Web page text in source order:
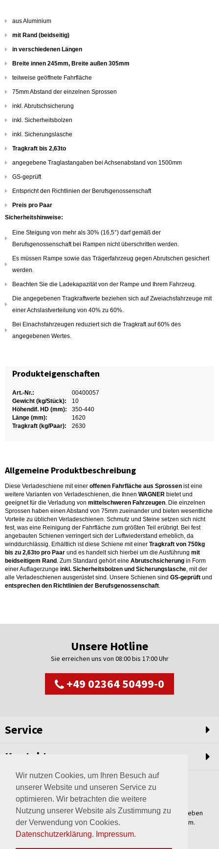
Wir nutzen Cookies, um Ihren Besuch auf
unserer Website und unseren Service zu
optimieren. Wir betrachten die weitere
Nutzung unserer Website als Zustimmung zu
der Verwendung von Cookies.
Datenschutzerklärung. Impressum.
aus Aluminium
mit Rand (beidseitig)
in verschiedenen Längen
Breite innen 245mm, Breite außen 305mm
teilweise geöffnete Fahrfläche
75mm Abstand der einzelnen Sprossen
inkl. Abrutschsicherung
inkl. Sicherheitsbolzen
inkl. Sicherungslasche
Tragkraft bis 2,63to
angegebene Traglastangaben bei Achsenabstand von 1500mm
GS-geprüft
Entspricht den Richtlinien der Berufsgenossenschaft
Preis pro Paar
Sicherheitshinweise:
Eine Steigung von mehr als 30% (16,5°) darf gemäß der
Berufsgenossenschaft bei Rampen nicht überschritten werden.
Es müssen Rampe sowie das Trägerfahrzeug gegen Abrutschen gesichert
werden.
Beachten Sie die Ladekapazität von der Rampe und Ihrem Fahrzeug.
Die angegebenen Tragkraftwerte beziehen sich auf Zweiachsfahrzeuge mit
einer Achslastverteilung von 40% zu 60%.
Bei Einachsfahrzeugen reduziert sich die Tragkraft auf 60% des
angegebenen Wertes.
Produkteigenschaften
Art.-Nr.:
00400057
Gewicht (kg/Stück):
10
Höhendif. HD (mm):
350-440
Länge (mm):
1620
Tragkraft (kg/Paar):
2630
Allgemeine Produktbeschreibung
Diese Verladeschiene mit einer offenen Fahrfläche aus Sprossen ist eine
weitere Varianten von Verladeschienen, die Ihnen WAGNER bietet und
geeignet für die Verladung von mittelschweren Fahrzeugen. Die einzelnen
Sprossen haben einen Abstand von 75mm zueinander und bieten wesentliche
Vorteile zu üblichen Verladeschienen. Schmutz und Steine setzen sich nicht
fest, was eine Reinigung der Fahrfläche zum größten Teil erübrigt. Bei fest
angebauten Schienen verringert sich der Luftwiederstand erheblich, da
winddurchlässig. Erhältlich ist diese Schiene mit einer Tragkraft von 750kg
bis zu 2,63to pro Paar und es handelt sich hierbei um die Ausführung mit
beidseitigem Rand . Zum Standard gehört eine Abrutschsicherung in Form
einer Auflagerzunge inkl. Sicherheitsbolzen und Sicherungslasche, mit der
alle Verladeschienen ausgerüstet sind. Unsere Schienen sind GS-geprüft und
entsprechen den Richtlinien der Berufsgenossenschaft.
Unsere Hotline
Sie erreichen uns von 08:00 bis 17:00 Uhr
+49 02364 50499-0
Service
Kontakt
Weltweit setzen wir unsere Erfahrungswerte und unser Streben
nach innovativen Lösungen in unvergleichliche Anlagen um.
Erfahren Sie mehr über uns.